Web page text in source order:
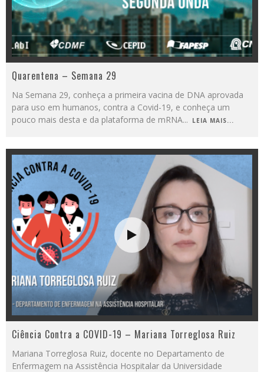
Quarentena – Semana 29
Na Semana 29, conheça a primeira vacina de DNA aprovada
para uso em humanos, contra a Covid-19, e conheça um
pouco mais desta e da plataforma de mRNA... LEIA MAIS...
Ciência Contra a COVID-19 – Mariana Torreglosa Ruiz
Mariana Torreglosa Ruiz, docente no Departamento de
Enfermagem na Assistência Hospitalar da Universidade